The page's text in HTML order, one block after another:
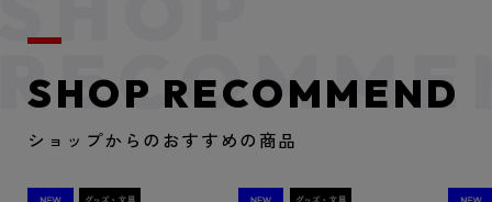
SHOP RECOMMEND
ショップからのおすすめの商品